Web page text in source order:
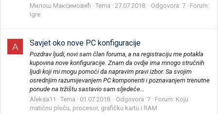
Милош Максимовић
Tema 27.07.2018. Odgovora: 7
Forum:
Igre
A Savjet oko nove PC konfiguracije
Pozdrav ljudi, novi sam član foruma, a na registraciju me potakla
kupovina nove konfiguracije. Znam da ovdje ima mnogo stručnih
ljudi koji mi mogu pomoći da napravim pravi izbor. Sa svojim
osrednjim razumijevanjem PC komponenti i poznavanjem trenutne
ponude na tržištu sastavio sam sljedeće...
Aleksa11
Tema 01.07.2018. Odgovora: 7 Forum: Koju
matičnu ploču, procesor, grafičku kartu i RAM